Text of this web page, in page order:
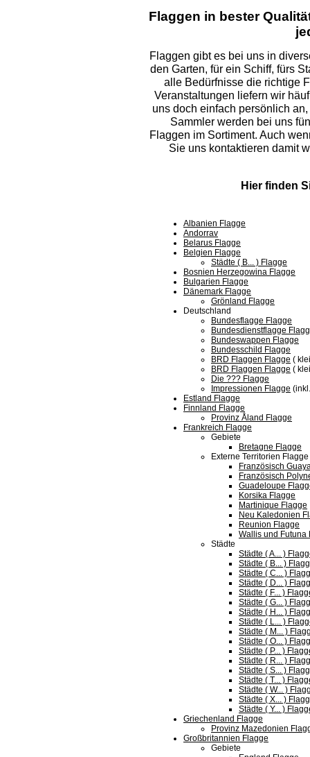
Flaggen in bester
Flaggen gibt es bei uns in
den Garten, für ein Schiff, fürs
alle Bedürfnisse die richtige
Veranstaltungen liefern wir
uns doch einfach persönlich
Sammler werden bei uns
Flaggen im Sortiment. Auch
Sie uns kontaktieren damit
Hier finden
Albanien Flagge
Andorrav
Belarus Flagge
Belgien Flagge
Städte ( B... ) Flagge
Bosnien Herzegowina Flagge
Bulgarien Flagge
Dänemark Flagge
Grönland Flagge
Deutschland
Bundesflagge Flagge
Bundesdienstflagge
Bundeswappen Flagge
Bundesschild Flagge
BRD Flaggen Flagge (
BRD Flaggen Flagge (
Die ??? Flagge
Impressionen Flagge
Estland Flagge
Finnland Flagge
Provinz Åland Flagge
Frankreich Flagge
Gebiete
Bretagne Flagge
Externe Territorien Flagge
Französisch
Französisch
Guadeloupe
Korsika Flagge
Martinique Flagge
Neu Kaledonien
Reunion Flagge
Wallis und Futuna
Städte
Städte ( A... )
Städte ( B... )
Städte ( C... )
Städte ( D... )
Städte ( F... )
Städte ( G... )
Städte ( H... )
Städte ( L... )
Städte ( M... )
Städte ( O... )
Städte ( P... )
Städte ( R... )
Städte ( S... )
Städte ( T... )
Städte ( W... )
Städte ( X... )
Städte ( Y... )
Griechenland Flagge
Provinz Mazedonien
Großbritannien Flagge
Gebiete